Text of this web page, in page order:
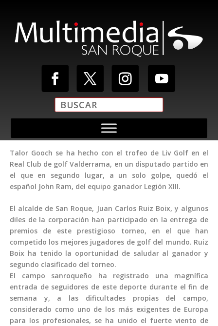
Talor Gooch se ha hecho con el trofeo de Liv Golf en el
Real Club de golf Valderrama, en un disputado partido en
el que en segundo lugar, a un solo golpe, quedó el
español John Ram, del equipo ganador Legión XIII.
El alcalde de San Roque, Juan Carlos Ruiz Boix, y algunos
diles de la corporación han participado en la entrega de
premios de este prestigioso torneo, en el que han
competido los mejores jugadores de golf del mundo. Ruiz
Boix ha tenido la oportunidad de saludar al ganador y
segundo clasificado del torneo.
El campo sanroqueño ha registrado una magnífica
entrada de seguidores de este deporte durante el fin de
semana y, a las dificultades propias del campo,
considerado como uno de los más exigentes de Europa
para los profesionales, se ha unido el fuerte viento de